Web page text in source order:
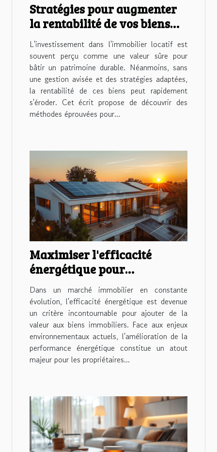
Stratégies pour augmenter
la rentabilité de vos biens
immobiliers locatifs
L'investissement dans l'immobilier locatif est
souvent perçu comme une valeur sûre pour
bâtir un patrimoine durable. Néanmoins, sans
une gestion avisée et des stratégies adaptées,
la rentabilité de ces biens peut rapidement
s'éroder. Cet écrit propose de découvrir des
méthodes éprouvées pour...
Maximiser l'efficacité
énergétique pour
augmenter la valeur
immobilière
Dans un marché immobilier en constante
évolution, l'efficacité énergétique est devenue
un critère incontournable pour ajouter de la
valeur aux biens immobiliers. Face aux enjeux
environnementaux actuels, l'amélioration de la
performance énergétique constitue un atout
majeur pour les propriétaires...